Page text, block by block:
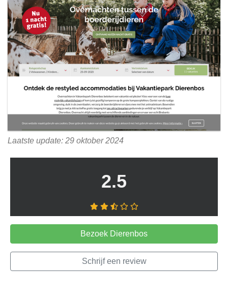
Laatste update: 29 oktober 2024
2.5
Bezoek Dierenbos
Schrijf een review